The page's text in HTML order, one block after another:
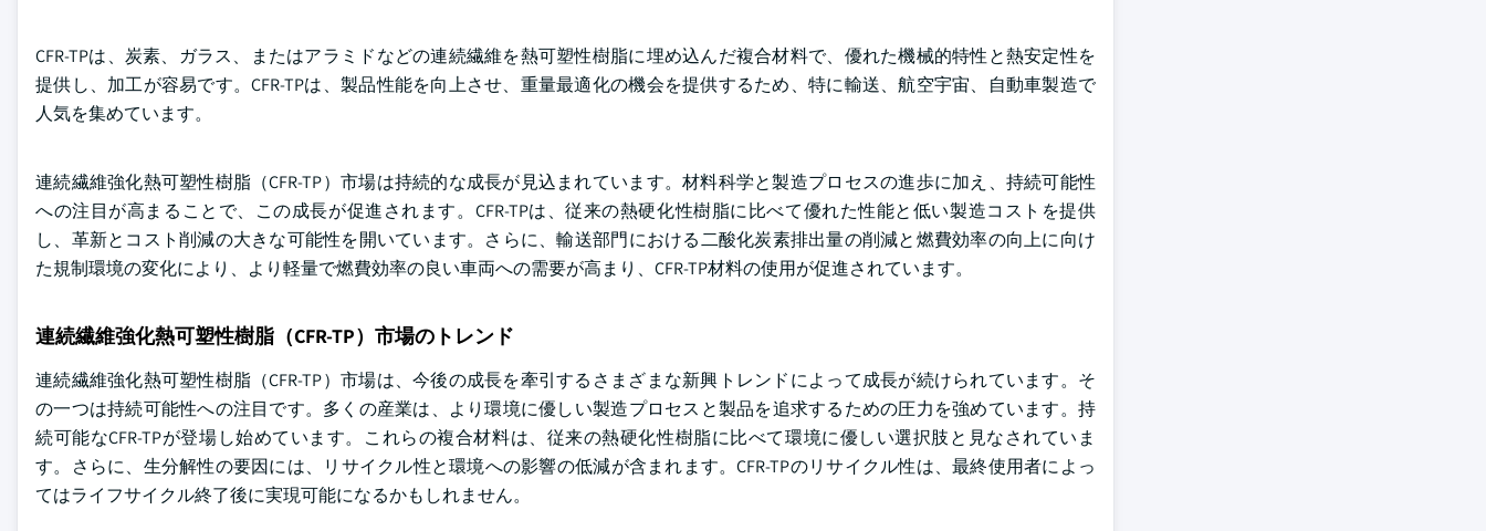
CFR-TPは、炭素、ガラス、またはアラミドなどの連続繊維を熱可塑性樹脂に埋め込んだ複合材料で、優れた機械的特性と熱安定性を
提供し、加工が容易です。CFR-TPは、製品性能を向上させ、重量最適化の機会を提供するため、特に輸送、航空宇宙、自動車製造で
人気を集めています。
連続繊維強化熱可塑性樹脂（CFR-TP）市場は持続的な成長が見込まれています。材料科学と製造プロセスの進歩に加え、持続可能性
への注目が高まることで、この成長が促進されます。CFR-TPは、従来の熱硬化性樹脂に比べて優れた性能と低い製造コストを提供
し、革新とコスト削減の大きな可能性を開いています。さらに、輸送部門における二酸化炭素排出量の削減と燃費効率の向上に向け
た規制環境の変化により、より軽量で燃費効率の良い車両への需要が高まり、CFR-TP材料の使用が促進されています。
連続繊維強化熱可塑性樹脂（CFR-TP）市場のトレンド
連続繊維強化熱可塑性樹脂（CFR-TP）市場は、今後の成長を牽引するさまざまな新興トレンドによって成長が続けられています。そ
の一つは持続可能性への注目です。多くの産業は、より環境に優しい製造プロセスと製品を追求するための圧力を強めています。持
続可能なCFR-TPが登場し始めています。これらの複合材料は、従来の熱硬化性樹脂に比べて環境に優しい選択肢と見なされていま
す。さらに、生分解性の要因には、リサイクル性と環境への影響の低減が含まれます。CFR-TPのリサイクル性は、最終使用者によっ
てはライフサイクル終了後に実現可能になるかもしれません。